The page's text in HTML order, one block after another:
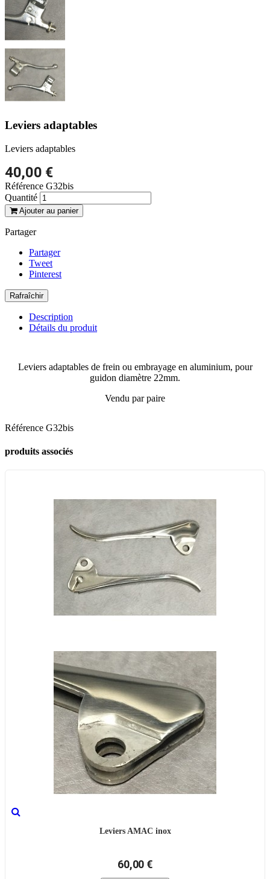
Leviers adaptables
Leviers adaptables
40,00 €
Référence G32bis
Quantité
Ajouter au panier
Partager
Partager
Tweet
Pinterest
Description
Détails du produit
Leviers adaptables de frein ou embrayage en aluminium, pour
guidon diamètre 22mm.
Vendu par paire
Référence G32bis
produits associés
Leviers AMAC inox
60,00 €